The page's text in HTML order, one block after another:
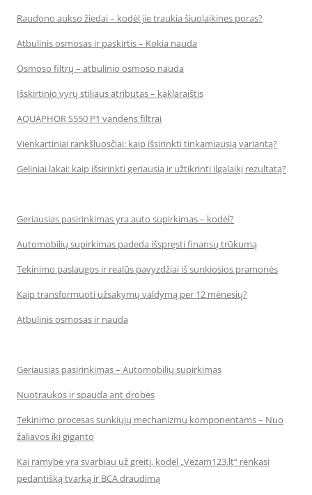
Raudono aukso žiedai – kodėl jie traukia šiuolaikines poras?
Atbulinis osmosas ir paskirtis – Kokia nauda
Osmoso filtrų – atbulinio osmoso nauda
Išskirtinio vyrų stiliaus atributas – kaklaraištis
AQUAPHOR S550 P1 vandens filtrai
Vienkartiniai rankšluosčiai: kaip išsirinkti tinkamiausią variantą?
Geliniai lakai: kaip išsirinkti geriausią ir užtikrinti ilgalaikį rezultatą?
Geriausias pasirinkimas yra auto supirkimas – kodėl?
Automobilių supirkimas padeda išspręsti finansų trūkumą
Tekinimo paslaugos ir realūs pavyzdžiai iš sunkiosios pramonės
Kaip transformuoti užsakymų valdymą per 12 mėnesių?
Atbulinis osmosas ir nauda
Geriausias pasirinkimas – Automobilių supirkimas
Nuotraukos ir spauda ant drobės
Tekinimo procesas sunkiųjų mechanizmų komponentams – Nuo
žaliavos iki giganto
Kai ramybė yra svarbiau už greitį, kodėl „Vezam123.lt“ renkasi
pedantišką tvarką ir BCA draudimą